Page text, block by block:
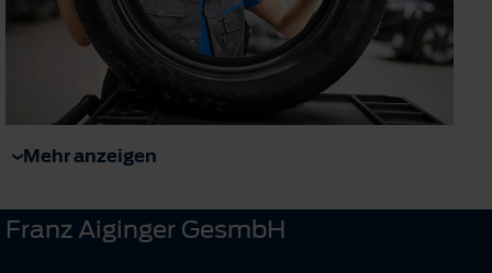
Mehr anzeigen
Franz Aiginger GesmbH